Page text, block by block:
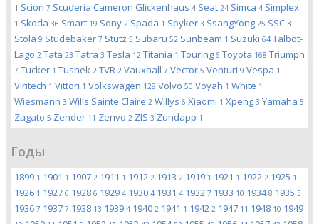
1 Scion 7 Scuderia Cameron Glickenhaus 4 Seat 24 Simca 4 Simplex
1 Skoda 36 Smart 19 Sony 2 Spada 1 Spyker 3 SsangYong 25 SSC 3
Stola 9 Studebaker 7 Stutz 5 Subaru 52 Sunbeam 1 Suzuki 64 Talbot-
Lago 2 Tata 23 Tatra 3 Tesla 12 Titania 1 Touring 6 Toyota 168 Triumph
7 Tucker 1 Tushek 2 TVR 2 Vauxhall 7 Vector 5 Venturi 9 Vespa 1
Viritech 1 Vittori 1 Volkswagen 128 Volvo 50 Voyah 1 White 1
Wiesmann 3 Wills Sainte Claire 2 Willys 6 Xiaomi 1 Xpeng 3 Yamaha 5
Zagato 5 Zender 11 Zenvo 2 ZIS 3 Zundapp 1
Годы
1899 1 1901 1 1907 2 1911 1 1912 2 1913 2 1919 1 1921 1 1922 2 1925 1
1926 1 1927 6 1928 6 1929 4 1930 4 1931 4 1932 7 1933 10 19348 1935 3
1936 7 1937 7 1938 13 1939 4 1940 2 1941 1 1942 2 1947 11 1948 10 1949